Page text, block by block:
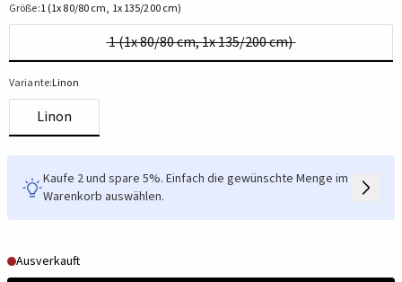
Größe:1 (1x 80/80 cm, 1x 135/200 cm)
1 (1x 80/80 cm, 1x 135/200 cm)
Variante:Linon
Linon
Kaufe 2 und spare 5%. Einfach die gewünschte Menge im
Warenkorb auswählen.
Ausverkauft